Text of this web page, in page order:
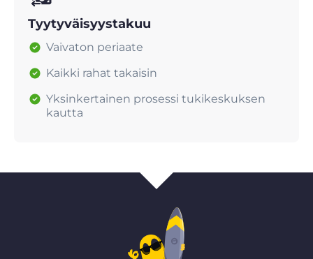
Tyytyväisyystakuu
Vaivaton periaate
Kaikki rahat takaisin
Yksinkertainen prosessi tukikeskuksen
kautta